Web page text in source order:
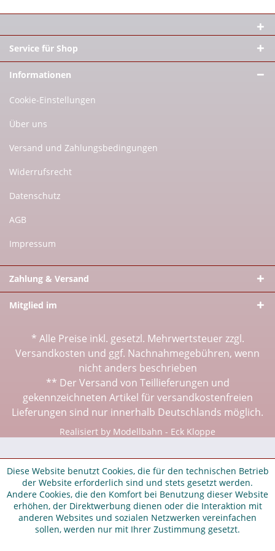
Service für Shop
Informationen
Cookie-Einstellungen
Über uns
Versand und Zahlungsbedingungen
Widerrufsrecht
Datenschutz
AGB
Impressum
Zahlung & Versand
Mitglied im
* Alle Preise inkl. gesetzl. Mehrwertsteuer zzgl.
Versandkosten und ggf. Nachnahmegebühren, wenn
nicht anders beschrieben
** Der Versand von Teillieferungen und
gekennzeichneten Artikel für versandkostenfreien
Lieferungen sind nur innerhalb Deutschlands möglich.
Realisiert by Modellbahn - Eck Kloppe
Diese Website benutzt Cookies, die für den technischen Betrieb
der Website erforderlich sind und stets gesetzt werden.
Andere Cookies, die den Komfort bei Benutzung dieser Website
erhöhen, der Direktwerbung dienen oder die Interaktion mit
anderen Websites und sozialen Netzwerken vereinfachen
sollen, werden nur mit Ihrer Zustimmung gesetzt.